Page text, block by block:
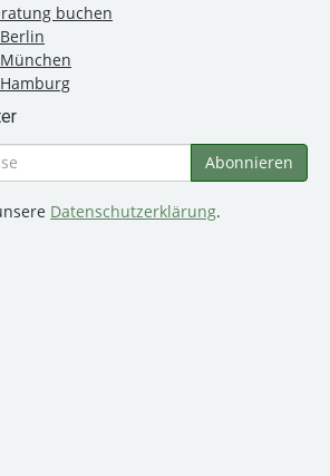
buchen
Datenschutzerklärung.